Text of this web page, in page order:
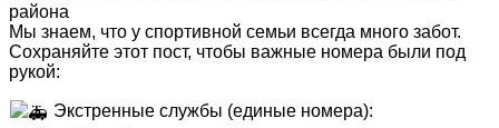
района
Мы знаем, что у спортивной семьи всегда много забот.
Сохраняйте этот пост, чтобы важные номера были под
рукой:
Экстренные службы (единые номера):